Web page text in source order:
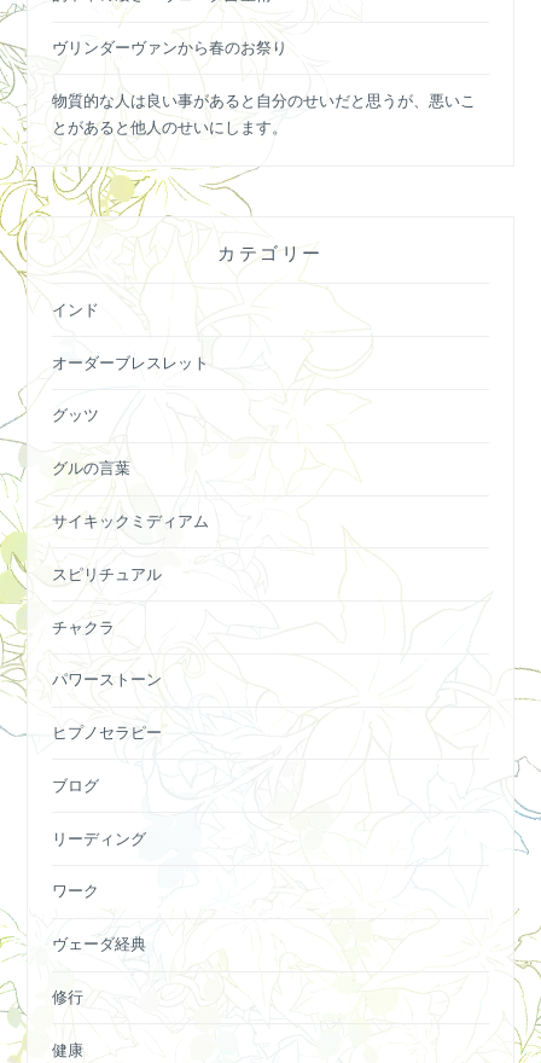
ヴリンダーヴァンから春のお祭り
物質的な人は良い事があると自分のせいだと思うが、悪いこ
とがあると他人のせいにします。
カテゴリー
インド
オーダーブレスレット
グッツ
グルの言葉
サイキックミディアム
スピリチュアル
チャクラ
パワーストーン
ヒプノセラピー
ブログ
リーディング
ワーク
ヴェーダ経典
修行
健康